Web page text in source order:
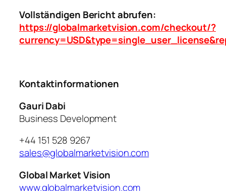
Vollständigen Bericht abrufen:
https://globalmarketvision.com/checkout/?
Kontaktinformationen
Gauri Dabi
Business Development
+44 151 528 9267
sales@globalmarketvision.com
Global Market Vision
www.globalmarketvision.com